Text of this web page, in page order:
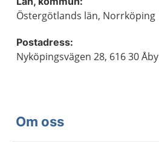
Östergötlands län, Norrköping
Postadress:
Nyköpingsvägen 28, 616 30 Åby
Om oss